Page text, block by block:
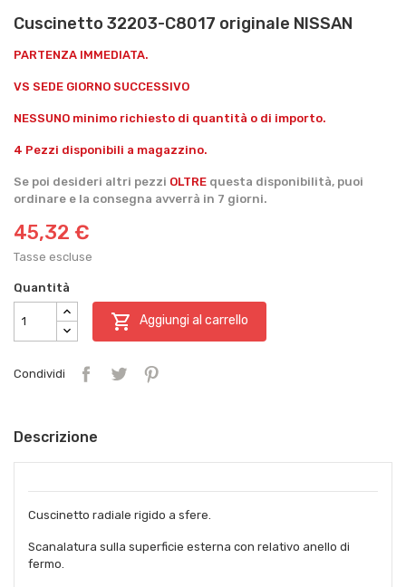
Cuscinetto 32203-C8017 originale NISSAN
PARTENZA IMMEDIATA.
VS SEDE GIORNO SUCCESSIVO
NESSUNO minimo richiesto di quantità o di importo.
4 Pezzi disponibili a magazzino.
Se poi desideri altri pezzi OLTRE questa disponibilità, puoi
ordinare e la consegna avverrà in 7 giorni.
45,32 €
Tasse escluse
Quantità
 Aggiungi al carrello
Condividi
Descrizione
Cuscinetto radiale rigido a sfere.
Scanalatura sulla superficie esterna con relativo anello di
fermo.